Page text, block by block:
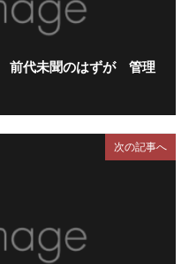
前代未聞のはずが 管理
次の記事へ